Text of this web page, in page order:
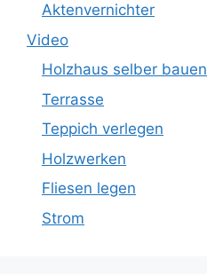
Aktenvernichter
Video
Holzhaus selber bauen
Terrasse
Teppich verlegen
Holzwerken
Fliesen legen
Strom